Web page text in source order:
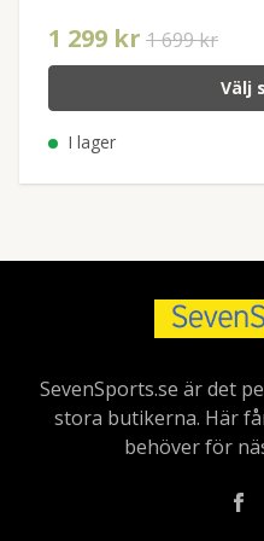
1 299 kr 1 699 kr
Välj
I lager
SevenSports.se är det
stora butikerna. Här
behöver för